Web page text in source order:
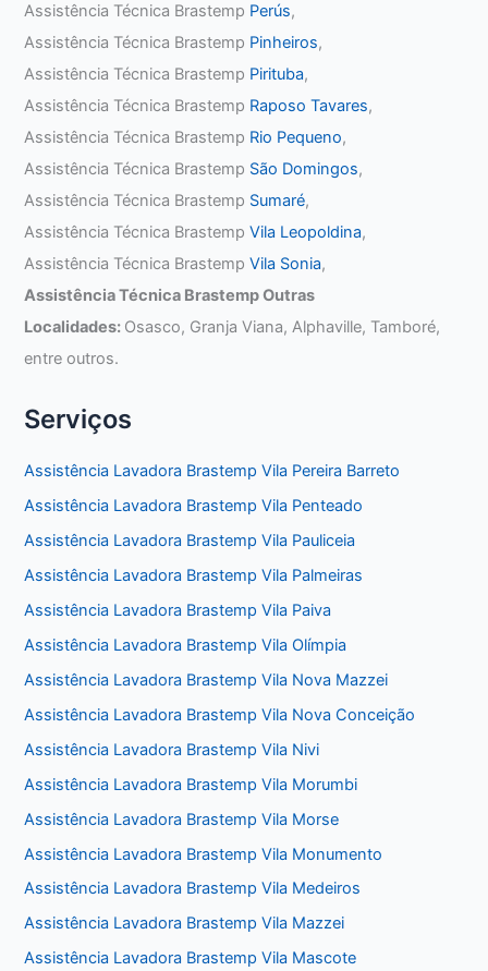
Assistência Técnica Brastemp Perús,
Assistência Técnica Brastemp Pinheiros,
Assistência Técnica Brastemp Pirituba,
Assistência Técnica Brastemp Raposo Tavares,
Assistência Técnica Brastemp Rio Pequeno,
Assistência Técnica Brastemp São Domingos,
Assistência Técnica Brastemp Sumaré,
Assistência Técnica BrastempVila Leopoldina,
Assistência Técnica BrastempVila Sonia,
Assistência Técnica Brastemp Outras
Localidades: Osasco, Granja Viana, Alphaville, Tamboré,
entre outros.
Serviços
Assistência Lavadora Brastemp Vila Pereira Barreto
Assistência Lavadora Brastemp Vila Penteado
Assistência Lavadora Brastemp Vila Pauliceia
Assistência Lavadora Brastemp Vila Palmeiras
Assistência Lavadora Brastemp Vila Paiva
Assistência Lavadora Brastemp Vila Olímpia
Assistência Lavadora Brastemp Vila Nova Mazzei
Assistência Lavadora Brastemp Vila Nova Conceição
Assistência Lavadora Brastemp Vila Nivi
Assistência Lavadora Brastemp Vila Morumbi
Assistência Lavadora Brastemp Vila Morse
Assistência Lavadora Brastemp Vila Monumento
Assistência Lavadora Brastemp Vila Medeiros
Assistência Lavadora Brastemp Vila Mazzei
Assistência Lavadora Brastemp Vila Mascote